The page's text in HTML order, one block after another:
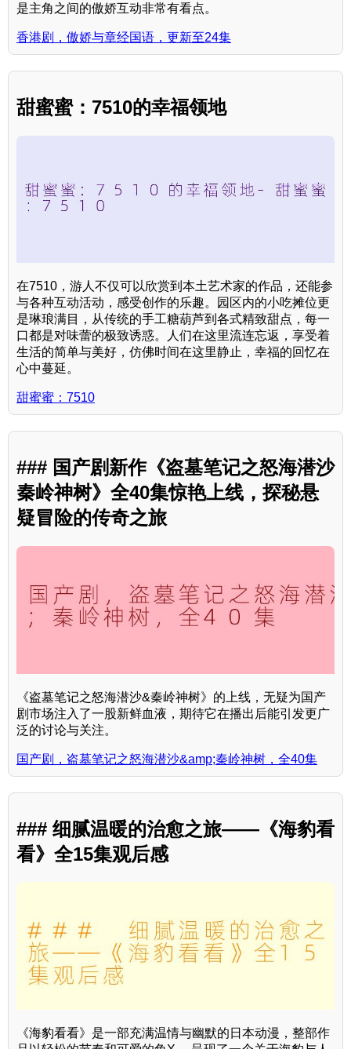
是主角之间的傲娇互动非常有看点。
香港剧，傲娇与章经国语，更新至24集
甜蜜蜜：7510的幸福领地
在7510，游人不仅可以欣赏到本土艺术家的作品，还能参
与各种互动活动，感受创作的乐趣。园区内的小吃摊位更
是琳琅满目，从传统的手工糖葫芦到各式精致甜点，每一
口都是对味蕾的极致诱惑。人们在这里流连忘返，享受着
生活的简单与美好，仿佛时间在这里静止，幸福的回忆在
心中蔓延。
甜蜜蜜：7510
### 国产剧新作《盗墓笔记之怒海潜沙
秦岭神树》全40集惊艳上线，探秘悬
疑冒险的传奇之旅
《盗墓笔记之怒海潜沙&秦岭神树》的上线，无疑为国产
剧市场注入了一股新鲜血液，期待它在播出后能引发更广
泛的讨论与关注。
国产剧，盗墓笔记之怒海潜沙&amp;秦岭神树，全40集
### 细腻温暖的治愈之旅——《海豹看
看》全15集观后感
《海豹看看》是一部充满温情与幽默的日本动漫，整部作